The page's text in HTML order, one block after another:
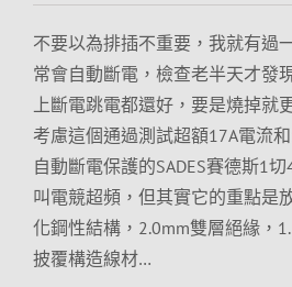
不要以為排插不重要，我就有過
常會自動斷電，檢查老半天才發
上斷電跳電都還好，要是燒掉就
考慮這個通過測試超額17A電流
自動斷電保護的SADES賽德斯1
叫電競超頻，但其實它的重點是
化鋼性結構，2.0mm雙層絕緣，
披覆構造線材…